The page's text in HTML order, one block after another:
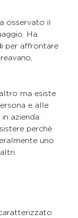
osservato il
Ha
per affrontare
ma esiste
e alle
azienda.
perchè
uno